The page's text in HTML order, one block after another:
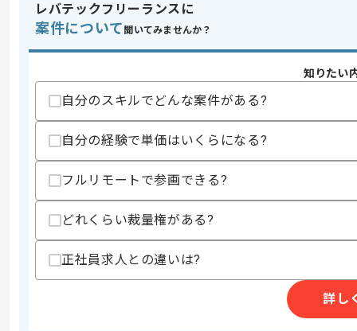
求めるスキル
・Webアプリケーション開発経験(5年以
・React.js、Next.jsを用いたフロント
・バックエンドアプリケーション開発
・スクラッチ開発からデリバリーまでの
・PdM、UIUXデザイナーとの協働経験
歓迎スキル
・Ruby on Railsを用いたバックエンド
・AWSを用いたインフラ構築経験
レバテックフリーランスに
案件について 聞いてみませんか？
知りたい
自分のスキルでどんな案件がある?
自分の経験で単価はいくらになる?
フルリモートで参画できる?
どれくらい裁量権がある?
正社員求人との違いは?
詳し